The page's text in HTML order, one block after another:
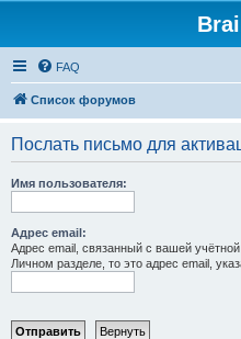
FAQ
Список форумов
Послать письмо для
Имя пользователя:
Адрес email:
Адрес email, связанный с вашей
Личном разделе, то это адрес email,